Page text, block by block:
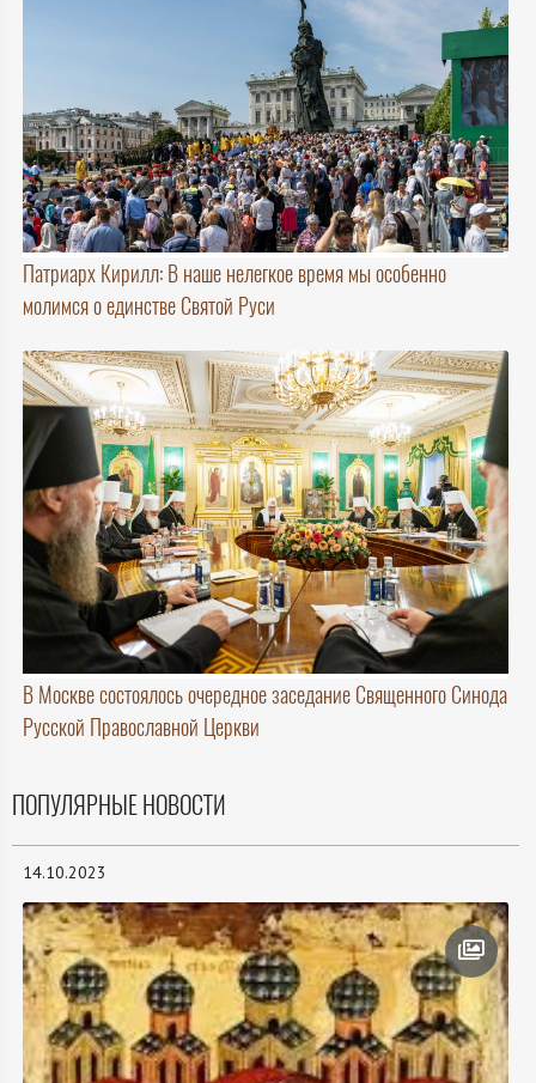
Патриарх Кирилл: В наше нелегкое время мы особенно
молимся о единстве Святой Руси
В Москве состоялось очередное заседание Священного Синода
Русской Православной Церкви
ПОПУЛЯРНЫЕ НОВОСТИ
14.10.2023